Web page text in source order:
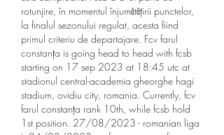
rotunjire, în momentul înjumătățirii punctelor,
la finalul sezonului regulat, acesta fiind
primul criteriu de departajare. Fcv farul
constanța is going head to head with fcsb
starting on 17 sep 2023 at 18:45 utc at
stadionul central-academia gheorghe hagi
stadium, ovidiu city, romania. Currently, fcv
farul constanța rank 10th, while fcsb hold
1st position. 27/08/2023 - romanian liga